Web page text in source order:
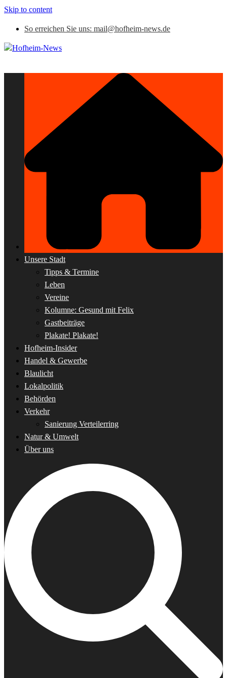
Skip to content
So erreichen Sie uns: mail@hofheim-news.de
Unsere Stadt
Tipps & Termine
Leben
Vereine
Kolumne: Gesund mit Felix
Gastbeiträge
Plakate! Plakate!
Hofheim-Insider
Handel & Gewerbe
Blaulicht
Lokalpolitik
Behörden
Verkehr
Sanierung Verteilerring
Natur & Umwelt
Über uns